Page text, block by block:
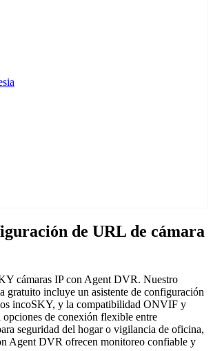
de URL de cámara
cámaras IP con Agent DVR. Nuestro
gratuito incluye un asistente de configuración
incoSKY, y la compatibilidad ONVIF y
de conexión flexible entre
seguridad del hogar o vigilancia de oficina,
Agent DVR ofrecen monitoreo confiable y